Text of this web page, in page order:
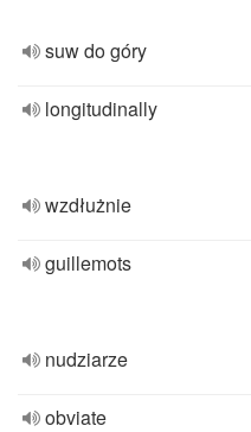
suw do góry
longitudinally
wzdłużnie
guillemots
nudziarze
obviate